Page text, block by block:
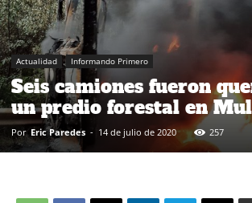
Actualidad Informando Primero
Seis camiones fueron
un predio forestal en
Por Eric Paredes - 14 de julio de 2020 257